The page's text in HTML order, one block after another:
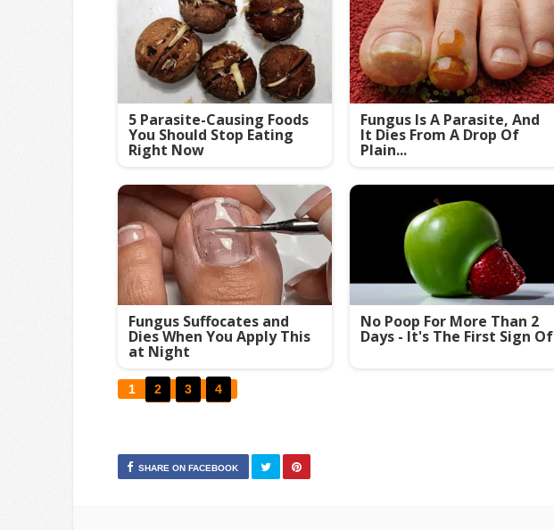
5 Parasite-Causing Foods
You Should Stop Eating
Right Now
Fungus Is A Parasite, And
It Dies From A Drop Of
Plain...
Fungus Suffocates and
Dies When You Apply This
at Night
No Poop For More Than 2
Days - It's The First Sign Of
1 2 3 4
SHARE ON FACEBOOK